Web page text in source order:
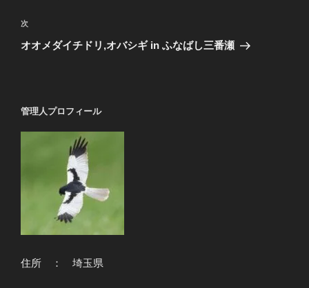
ゲ
ー
次
の
次
オオメダイチドリ,オバシギ in ふなばし三番瀬
管理人プロフィール
住所 ： 埼玉県